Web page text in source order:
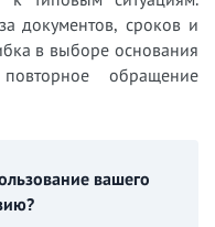
документов, сроков и
в выборе основания
обращение
вашего